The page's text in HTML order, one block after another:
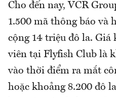
Cho đến nay, VCR
1.500 mã thông báo và
cộng 14 triệu đô la.
viên tại Flyfish Club là
vào thời điểm ra mắt
hoặc khoảng 8.200 đô